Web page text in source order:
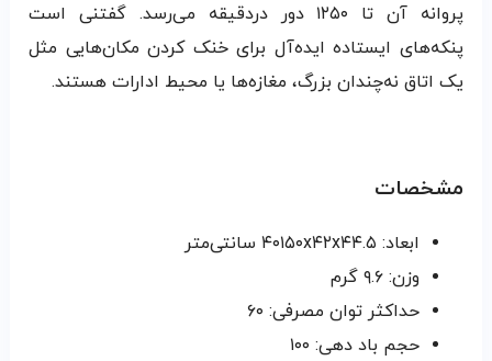
پروانه آن تا ۱۲۵۰ دور دردقیقه می‌رسد. گفتنی است
پنکه‌های ایستاده ایده‌آل برای خنک کردن مکان‌هایی مثل
یک اتاق نه‌چندان بزرگ، مغازه‌ها یا محیط ادارات هستند.
مشخصات
ابعاد: ۴۰۱۵۰x۴۲x۴۴.۵ سانتی‌متر
وزن: ۹.۶ گرم
حداکثر توان مصرفی: ۶۰
حجم باد دهی: ۱۰۰